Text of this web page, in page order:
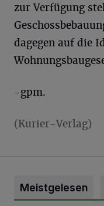
zur Verfügung
dagegen auf die
-gpm.
(Kurier-Verlag)
Meistgelesen